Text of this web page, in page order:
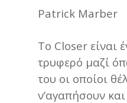
Patrick Marber
Το Closer είναι
τρυφερό μαζί
του οι οποίοι
ν’αγαπήσουν